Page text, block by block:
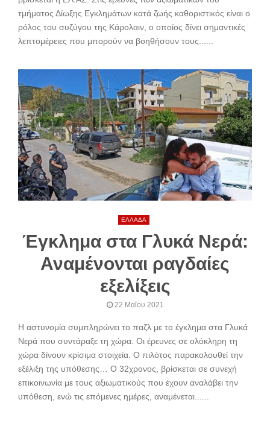
τμήματος Δίωξης Εγκλημάτων κατά ζωής καθοριστικός είναι ο
ρόλος του συζύγου της Κάρολαιν, ο οποίος δίνει σημαντικές
λεπτομέρειες που μπορούν να βοηθήσουν τους......
ΕΛΛΑΔΑ
Έγκλημα στα Γλυκά Νερά:
Αναμένονται ραγδαίες
εξελίξεις
22 Μαΐου 2021
Η αστυνομία συμπληρώνει το παζλ με το έγκλημα στα Γλυκά
Νερά που συντάραξε τη χώρα. Οι έρευνες σε ολόκληρη τη
χώρα δίνουν κρίσιμα στοιχεία. Ο πιλότος παρακολουθεί την
εξέλιξη της υπόθεσης… Ο 32χρονος, βρίσκεται σε συνεχή
επικοινωνία με τους αξιωματικούς που έχουν αναλάβει την
υπόθεση, ενώ τις επόμενες ημέρες, αναμένεται......